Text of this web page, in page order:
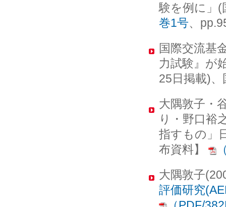
験を例に」(
巻1号、
国際交流基
力試験』が
25日掲載)
大隅敦子・
り・野口裕
指すもの」
布資料】
大隅敦子
評価研究